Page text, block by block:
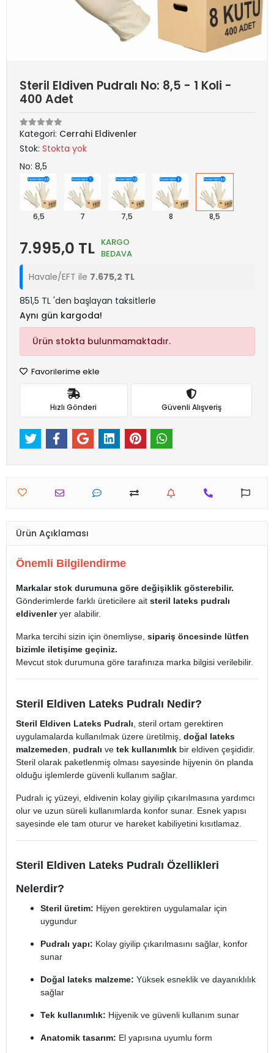
Steril Eldiven Pudralı No: 8,5 - 1 Koli -
400 Adet
Kategori: Cerrahi Eldivenler
Stok: Stokta yok
No: 8,5
6,5 7 7,5 8 8,5
7.995,0 TL KARGO
BEDAVA
Havale/EFT ile 7.675,2 TL
851,5 TL 'den başlayan taksitlerle
Aynı gün kargoda!
Ürün stokta bulunmamaktadır.
Favorilerime ekle
Hızlı Gönderi Güvenli Alışveriş
Ürün Açıklaması
Önemli Bilgilendirme
Markalar stok durumuna göre değişiklik gösterebilir.
Gönderimlerde farklı üreticilere ait steril lateks pudralı
eldivenleryer alabilir.
Marka tercihi sizin için önemliyse, sipariş öncesinde lütfen
bizimle iletişime geçiniz.
Mevcut stok durumuna göre tarafınıza marka bilgisi verilebilir.
Steril Eldiven Lateks Pudralı Nedir?
Steril Eldiven Lateks Pudralı, steril ortam gerektiren
uygulamalarda kullanılmak üzere üretilmiş, doğal lateks
malzemeden, pudralı ve tek kullanımlık bir eldiven çeşididir.
Steril olarak paketlenmiş olması sayesinde hijyenin ön planda
olduğu işlemlerde güvenli kullanım sağlar.
Pudralı iç yüzeyi, eldivenin kolay giyilip çıkarılmasına yardımcı
olur ve uzun süreli kullanımlarda konfor sunar. Esnek yapısı
sayesinde ele tam oturur ve hareket kabiliyetini kısıtlamaz.
Steril Eldiven Lateks Pudralı Özellikleri
Nelerdir?
Steril üretim: Hijyen gerektiren uygulamalar için
uygundur
Pudralı yapı: Kolay giyilip çıkarılmasını sağlar, konfor
sunar
Doğal lateks malzeme: Yüksek esneklik ve dayanıklılık
sağlar
Tek kullanımlık: Hijyenik ve güvenli kullanım sunar
Anatomik tasarım: El yapısına uyumlu form